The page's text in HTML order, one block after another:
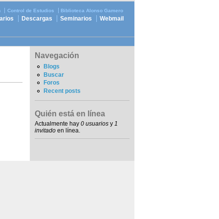
Control de Estudios Biblioteca Alonso Gamero
Descargas Seminarios Webmail
Navegación
Blogs
Buscar
Foros
Recent posts
Quién está en línea
Actualmente hay 0 usuarios y 1
invitado en línea.